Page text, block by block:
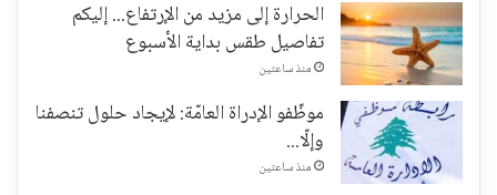
الحرارة إلى مزيد من الإرتفاع... إليكم
تفاصيل طقس بداية الأسبوع
منذ ساعتين
موظّفو الإدراة العامّة: لإيجاد حلول تنصفنا
وإلّا...
منذ ساعتين